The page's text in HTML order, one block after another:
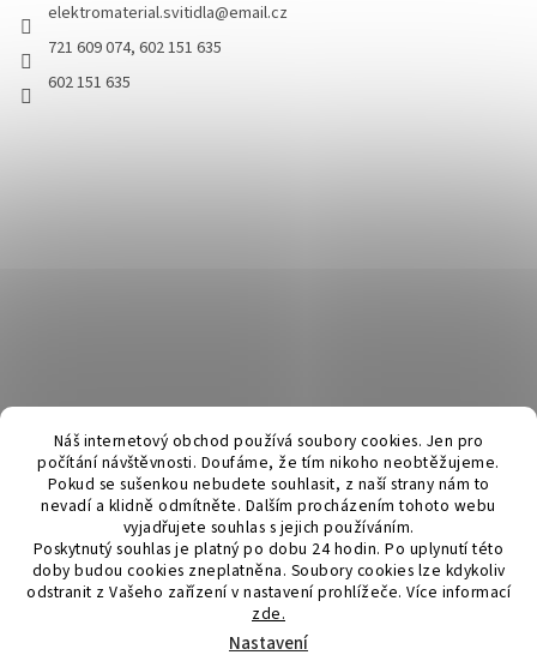
Náš internetový obchod používá soubory cookies. Jen pro
počítání návštěvnosti. Doufáme, že tím nikoho neobtěžujeme.
Pokud se sušenkou nebudete souhlasit, z naší strany nám to
nevadí a klidně odmítněte. Dalším procházením tohoto webu
vyjadřujete souhlas s jejich používáním.
Poskytnutý souhlas je platný po dobu 24 hodin. Po uplynutí této
doby budou cookies zneplatněna. Soubory cookies lze kdykoliv
odstranit z Vašeho zařízení v nastavení prohlížeče. Více informací
zde.
Nastavení
elektromaterial.svitidla@email.cz
721 609 074, 602 151 635
602 151 635
Vytvořil Shoptet